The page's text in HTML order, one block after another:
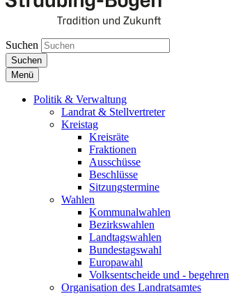
Suchen
Suchen
Menü
Politik & Verwaltung
Landrat & Stellvertreter
Kreistag
Kreisräte
Fraktionen
Ausschüsse
Beschlüsse
Sitzungstermine
Wahlen
Kommunalwahlen
Bezirkswahlen
Landtagswahlen
Bundestagswahl
Europawahl
Volksentscheide und - begehren
Organisation des Landratsamtes